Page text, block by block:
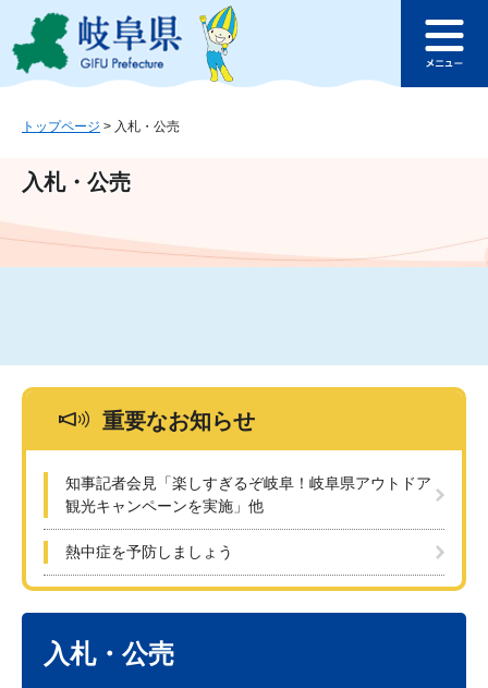
ジ
ュ
文
このページの本文へ
ュ
トップページ > 入札・公売
入札・公売
重要なお知らせ
知事記者会見「楽しすぎるぞ岐阜！岐阜県アウトドア
観光キャンペーンを実施」他
熱中症を予防しましょう
入札・公売